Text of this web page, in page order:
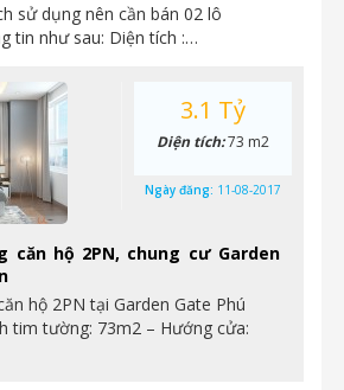
sử dụng nên cần bán 02 lô
tin như sau: Diện tích :…
căn hộ 2PN, chung cư Garden
hộ 2PN tại Garden Gate Phú
tim tường: 73m2 – Hướng cửa:
3.1 Tỷ
Diện tích:73 m2
Ngày đăng: 11-08-2017